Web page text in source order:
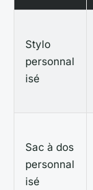
Stylo
personnal
isé
Sac à dos
personnal
isé